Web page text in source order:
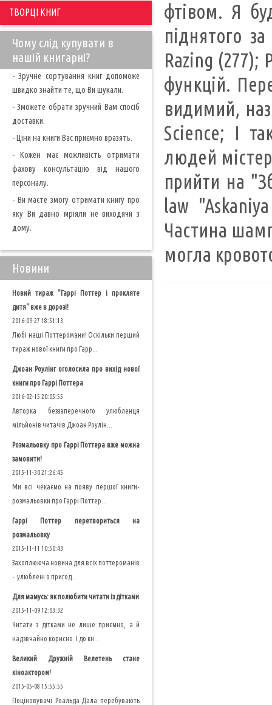
фтівом. Я
піднятого
Razing (277);
функцій.
видимий,
Science; І
людей
прийти на
law
Частина
могла
ТВОРЦІ КНИГ
Чому слід купувати в
нашій книгарні?
- Зручне сортування книг допоможе
швидко знайти те, що Ви шукали.
- Зможете обрати зручний Вам спосіб
доставки.
- Ціни на книги Вас приємно вразять.
- Кожен має можливість отримати
фахову консультацію від нашого
персоналу.
- Ви маєте змогу отримати книгу про
яку Ви давно мріяли не виходячи з
дому.
Новини
Новий тираж "Гаррі Поттер і прокляте
дитя" вже в дорозі!
2016-09-27 18:51:13
Любі наші Поттеромани! Оскільки перший
тираж нової книги про Гарр...
Джоан Роулінг оголосила про вихід нової
книги про Гаррі Поттера
2016-02-15 20:05:55
Авторка беззаперечного улюбленця
мільйонів читачів Джоан Роулін...
Розмальовку про Гаррі Поттера вже можна
замовити!
2015-11-30 21:26:45
Ми всі чекаємо на появу першої книги-
розмальовки про Гаррі Поттер...
Гаррі Поттер перетвориться на
розмальовку
2015-11-11 10:50:43
Захоплююча новина для всіх поттероманів
- улюблені о пригод...
Для мамусь: як полюбити читати із дітками
2015-11-09 12:03:32
Читати з дітками не лише приємно, а й
надзвчайно корисно. І до кн...
Великий Дружній Велетень стане
кіноактором!
2015-05-08 15:55:55
Поціновувачі Роальда Дала перебувають